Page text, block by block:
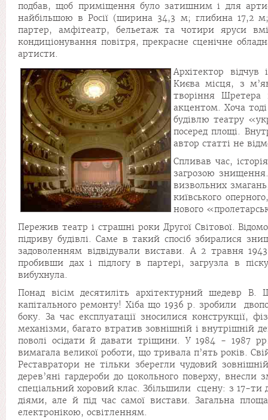
подбав, щоб приміщення було затишним і для
найбільшою в Росії (ширина 34,3 м; глибина 17,2
партер, амфітеатр, бельетаж та чотири яруси
кондиціонування повітря, прекрасне сценічне
артисти.
Архітектор
Києва місця, з
творіння Шретера
акцентом. Хоча
будівлю театру
посеред площі.
автор статті не
Спливав час,
загрозою
визвольних
київського
нового
Пережив театр і страшні роки Другої Світової.
підриву будівлі. Саме в такий спосіб збиралися
задоволенням відвідували вистави. А 2 травня
пробивши дах і підлогу в партері, загрузла в
вибухнула.
Понад вісім десятиліть архітектурний шедевр В.
капітального ремонту! Хіба що 1936 р. зробили
боку. За час експлуатації зносилися конструкції,
механізми, багато втратив зовнішній і внутрішній
поволі осідати й давати тріщини. У 1984 - 1987
вимагала великої роботи, що тривала п’ять років.
Реставратори не тільки зберегли чудовий
дерев’яні гардероби до цокольного поверху,
спеціальний хоровий клас. Збільшили сцену: з 17-
діями, але й під час самої вистави. Загальна
електронікою, освітленням.